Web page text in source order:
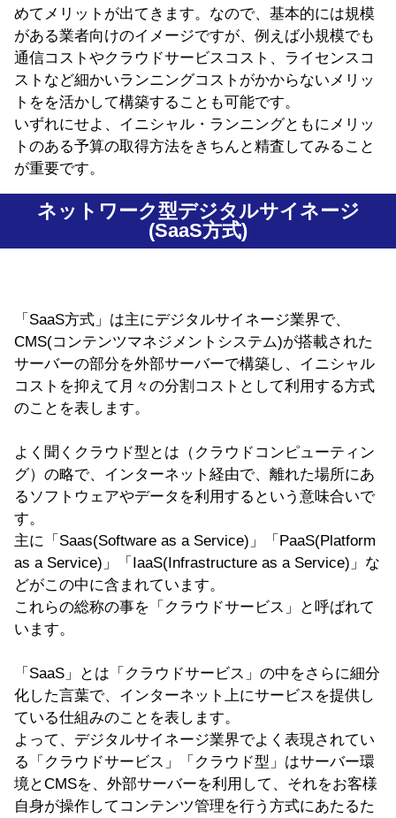
めてメリットが出てきます。なので、基本的には規模
がある業者向けのイメージですが、例えば小規模でも
通信コストやクラウドサービスコスト、ライセンスコ
ストなど細かいランニングコストがかからないメリッ
トをを活かして構築することも可能です。
いずれにせよ、イニシャル・ランニングともにメリッ
トのある予算の取得方法をきちんと精査してみること
が重要です。
ネットワーク型デジタルサイネージ
(SaaS方式)
「SaaS方式」は主にデジタルサイネージ業界で、
CMS(コンテンツマネジメントシステム)が搭載された
サーバーの部分を外部サーバーで構築し、イニシャル
コストを抑えて月々の分割コストとして利用する方式
のことを表します。
よく聞くクラウド型とは（クラウドコンピューティン
グ）の略で、インターネット経由で、離れた場所にあ
るソフトウェアやデータを利用するという意味合いで
す。
主に「Saas(Software as a Service)」「PaaS(Platform
as a Service)」「IaaS(Infrastructure as a Service)」な
どがこの中に含まれています。
これらの総称の事を「クラウドサービス」と呼ばれて
います。
「SaaS」とは「クラウドサービス」の中をさらに細分
化した言葉で、インターネット上にサービスを提供し
ている仕組みのことを表します。
よって、デジタルサイネージ業界でよく表現されてい
る「クラウドサービス」「クラウド型」はサーバー環
境とCMSを、外部サーバーを利用して、それをお客様
自身が操作してコンテンツ管理を行う方式にあたるた